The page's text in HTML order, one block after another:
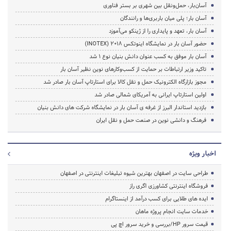
آسان‌بار، حمل‌ونقل بین شهری بر بستر فناوری
آسان بار؛ پلی میان باربری‌ها و رانندگان
آسان بار، تعهد و پایداری را از ژینکو می‌آموزد
حضور آسان بار در نمایشگاه اینوتکس ۲۰۱۸ (INOTEX)
آسان بار موفق به کسب عنوان دانش بنیان نوع ۱ شد
تاکید وزیر ارتباطات بر حمایت از کسب‌وکارهای نوین نظیر آسان بار
مجوز بازارگاه الکترونیک حمل و نقل کالا برای استارتاپ آسان بار صادر شد
اولین استارتاپ ایرانی به آمریکای شمالی صادر شد
بازدید استاندار البرز از غرفه ی آسان بار در نمایشگاه شرکت های دانش بنیان
فرهنگ و دانشی نوین در صنعت حمل و نقل ایران
اخبار ویژه
طراحی سایت در اصفهان بهترین شیوه تبلیغات اینترنتی در اصفهان
فروشگاه اینترنتی کشاورزی اگری راز
ایده های طلایی برای کسب درآمد از اینستاگرام
خدمات سایت انجام پروژه ماهان
قیمت سرور HP/بررسی و خرید سرور اچ پی